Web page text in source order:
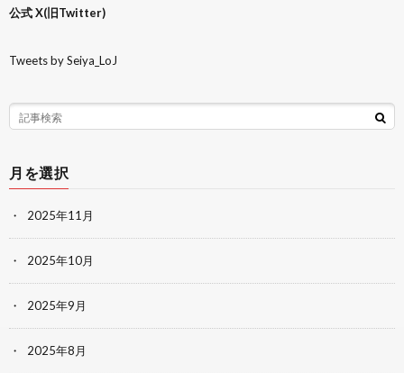
公式 X(旧Twitter)
Tweets by Seiya_LoJ
月を選択
2025年11月
2025年10月
2025年9月
2025年8月